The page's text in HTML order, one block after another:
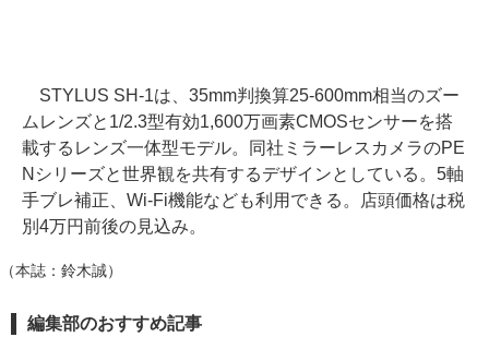
STYLUS SH-1は、35mm判換算25-600mm相当のズー
ムレンズと1/2.3型有効1,600万画素CMOSセンサーを搭
載するレンズ一体型モデル。同社ミラーレスカメラのPE
Nシリーズと世界観を共有するデザインとしている。5軸
手ブレ補正、Wi-Fi機能なども利用できる。店頭価格は税
別4万円前後の見込み。
（本誌：鈴木誠）
編集部のおすすめ記事